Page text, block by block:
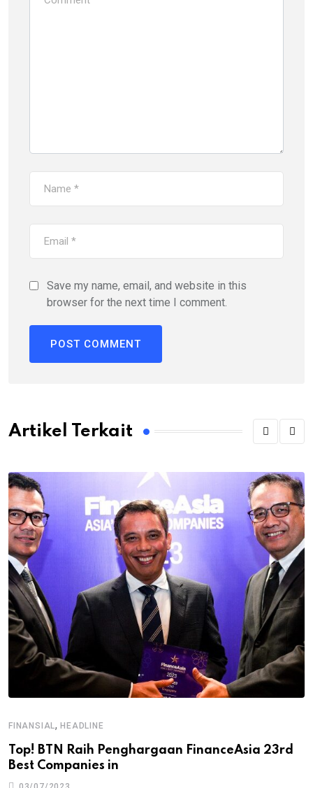
Save my name, email, and website in this
browser for the next time I comment.
Artikel Terkait
FINANSIAL,HEADLINE
Top! BTN Raih Penghargaan FinanceAsia 23rd
Best Companies in